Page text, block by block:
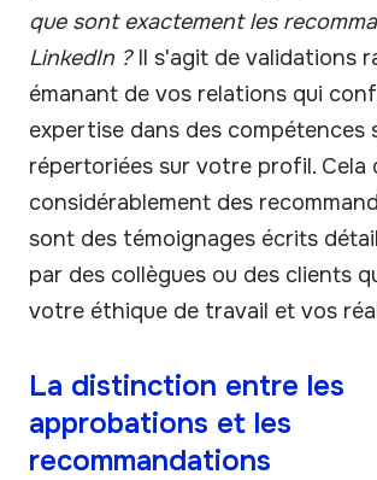
que sont exactement les
LinkedIn ?Il s'agit de validations
émanant de vos relations qui
expertise dans des compétences
répertoriées sur votre profil. Cela
considérablement des
sont des témoignages écrits
par des collègues ou des clients
votre éthique de travail et vos
La distinction entre les
approbations et les
recommandations